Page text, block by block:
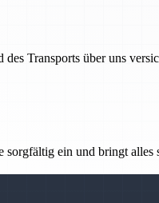
Transports über uns
ein und bringt